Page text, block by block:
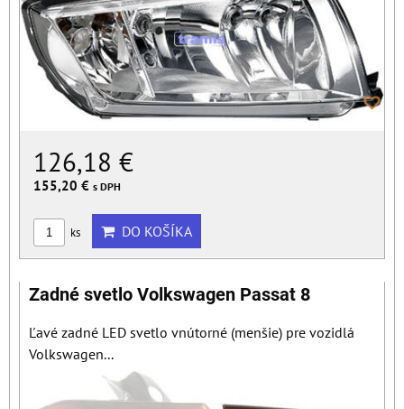
126,18 €
155,20 € s DPH
ks DO KOŠÍKA
Zadné svetlo Volkswagen Passat 8
Ľavé zadné LED svetlo vnútorné (menšie) pre vozidlá
Volkswagen...